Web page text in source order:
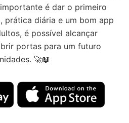
é dar o primeiro
prática diária e um bom app
é possível alcançar
portas para um futuro
🚀📖